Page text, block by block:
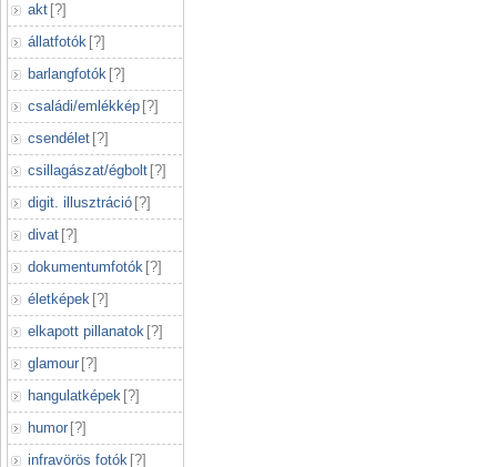
akt [?]
állatfotók [?]
barlangfotók [?]
családi/emlékkép [?]
csendélet [?]
csillagászat/égbolt [?]
digit. illusztráció [?]
divat [?]
dokumentumfotók [?]
életképek [?]
elkapott pillanatok [?]
glamour [?]
hangulatképek [?]
humor [?]
infravörös fotók [?]